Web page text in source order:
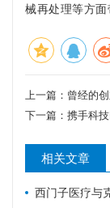
械再处理等方面
上一篇： 曾经的
下一篇： 携手科技巨
相关文章
西门子医疗与